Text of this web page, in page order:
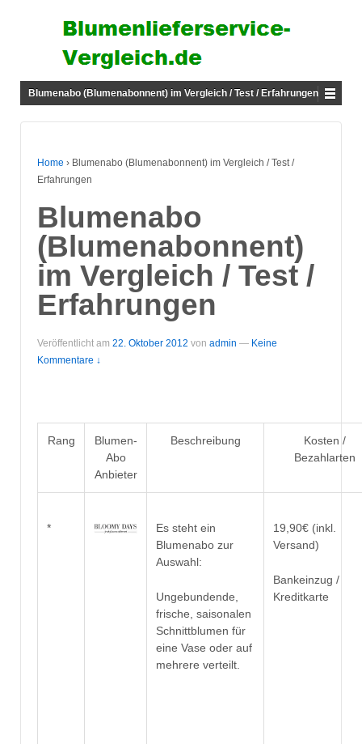
Blumenabo (Blumenabonnent) im Vergleich / Test / Erfahrungen
Home › Blumenabo (Blumenabonnent) im Vergleich / Test /
Erfahrungen
Blumenabo
(Blumenabonnent)
im Vergleich / Test /
Erfahrungen
Veröffentlicht am 22. Oktober 2012 von admin — Keine
Kommentare ↓
Rang
Blumen-
Abo
Anbieter
Beschreibung
Kosten /
Bezahlarten
*
Es steht ein
Blumenabo zur
Auswahl:
Ungebundende,
frische, saisonalen
Schnittblumen für
eine Vase oder auf
mehrere verteilt.
19,90€ (inkl.
Versand)
Bankeinzug /
Kreditkarte